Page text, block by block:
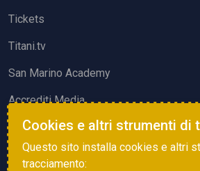
Tickets
Titani.tv
San Marino Academy
Accrediti Media
ATTIVITÀ ED EVENTI
Squadre di Calcio
Cookies e altri strumenti di
Questo sito installa cookies e altri
tracciamento: